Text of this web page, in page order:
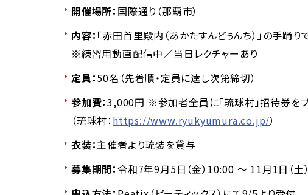
開催場所： 国際通り（那覇市）
内容： 「赤田首里殿内（あかたすんどぅんち）」の手踊
※練習用動画配信中／当日レクチャーあり
定員：50名（先着順・定員に達し次第締切）
参加費：3,000円 ※参加者全員に「琉球村」招待券を
（琉球村：https://www.ryukyumura.co.jp/）
衣装：主催者より琉装を貸与
募集期間：令和7年9月5日（金）10:00 ～ 11月1日（土